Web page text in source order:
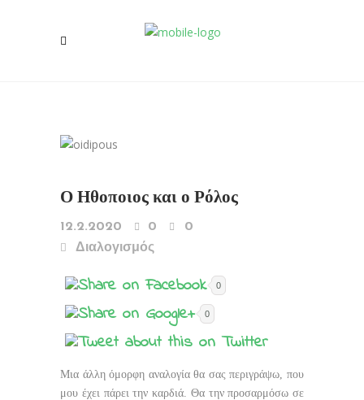
Ο Ηθοποιος και ο Ρόλος
12.2.2020 0
0
Διαλογισμός
0
0
Μια άλλη όμορφη αναλογία θα σας περιγράψω, που
μου έχει πάρει την καρδιά. Θα την προσαρμόσω σε